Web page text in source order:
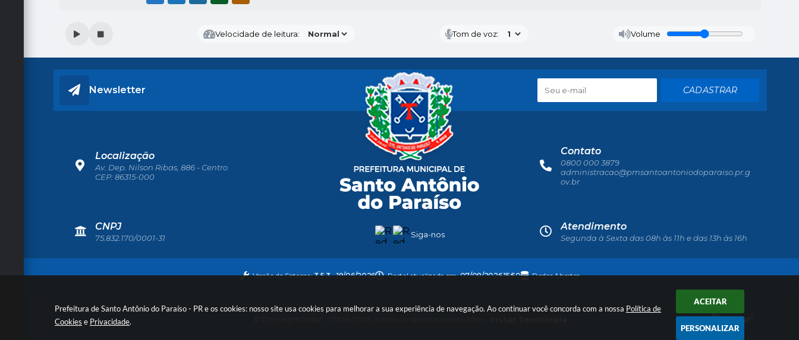
Prefeitura de Santo Antônio do Paraíso - PR e os cookies: nosso site usa cookies para melhorar a sua experiência de navegação. Ao continuar você concorda com a nossa Política de
Cookies e Privacidade.
ACEITAR
PERSONALIZAR
Velocidade de leitura: Tom de voz: Volume
Newsletter CADASTRAR
Siga-nos
Localização
Av. Dep. Nilson Ribas, 886 - Centro
CEP: 86315-000
Contato
0800 000 3879
administracao@pmsantoantoniodoparaiso.pr.g
ov.br
Atendimento
Segunda à Sexta das 08h às 11h e das 13h às 16h
CNPJ
75.832.170/0001-31
Versão do Sistema:3.5.3 - 19/06/2026 Portal atualizado em:07/08/2026 15:50 Dados Abertos